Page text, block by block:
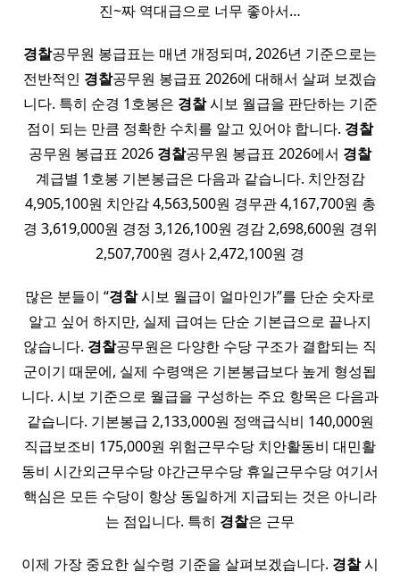
진~짜 역대급으로 너무 좋아서…
경찰공무원 봉급표는 매년 개정되며, 2026년 기준으로는
전반적인 경찰공무원 봉급표 2026에 대해서 살펴 보겠습
니다. 특히 순경 1호봉은 경찰시보 월급을 판단하는 기준
점이 되는 만큼 정확한 수치를 알고 있어야 합니다. 경찰
공무원 봉급표 2026 경찰공무원 봉급표 2026에서 경찰
계급별 1호봉 기본봉급은 다음과 같습니다. 치안정감
4,905,100원 치안감 4,563,500원 경무관 4,167,700원 총
경 3,619,000원 경정 3,126,100원 경감 2,698,600원 경위
2,507,700원 경사 2,472,100원 경
많은 분들이 “경찰시보 월급이 얼마인가”를 단순 숫자로
알고 싶어 하지만, 실제 급여는 단순 기본급으로 끝나지
않습니다. 경찰공무원은 다양한 수당 구조가 결합되는 직
군이기 때문에, 실제 수령액은 기본봉급보다 높게 형성됩
니다. 시보 기준으로 월급을 구성하는 주요 항목은 다음과
같습니다. 기본봉급 2,133,000원 정액급식비 140,000원
직급보조비 175,000원 위험근무수당 치안활동비 대민활
동비 시간외근무수당 야간근무수당 휴일근무수당 여기서
핵심은 모든 수당이 항상 동일하게 지급되는 것은 아니라
는 점입니다. 특히 경찰은 근무
이제 가장 중요한 실수령 기준을 살펴보겠습니다. 경찰시